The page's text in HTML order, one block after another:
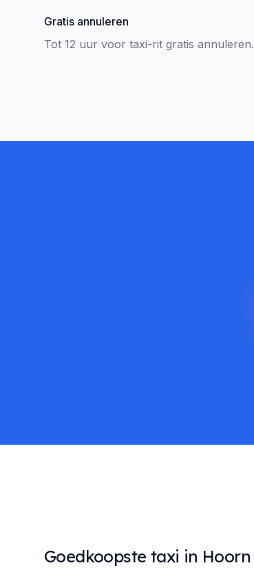
Gratis annuleren
Tot 12 uur voor taxi-rit gratis annuleren.
Goedkoopste taxi in Hoorn